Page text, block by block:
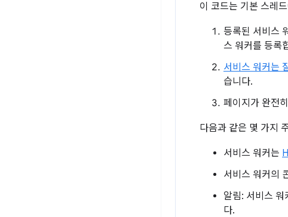
이 코드는 기본 스레
등록된 서비스
스 워커를 등록
서비스 워커는
습니다.
페이지가 완전
다음과 같은 몇 가지
서비스 워커는
서비스 워커의
알림: 서비스
다.